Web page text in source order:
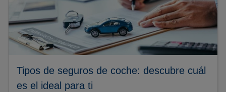
Tipos de seguros de coche: descubre cuál
es el ideal para ti